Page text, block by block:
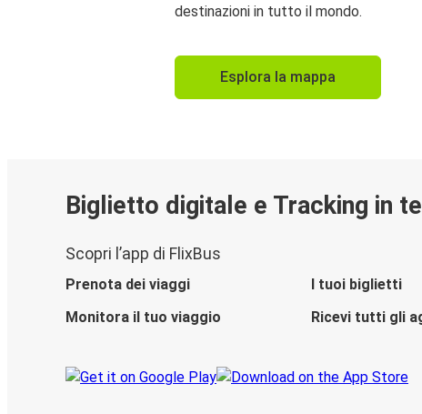
destinazioni in tutto il mondo.
Esplora la mappa
Biglietto digitale e Tracking in
Scopri l’app di FlixBus
Prenota dei viaggi
I tuoi biglietti
Monitora il tuo viaggio
Ricevi tutti gli